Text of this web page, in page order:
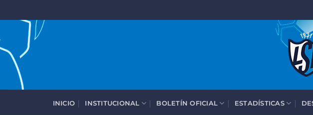
contenido
INICIO INSTITUCIONAL BOLETÍN OFICIAL ESTADÍSTICAS